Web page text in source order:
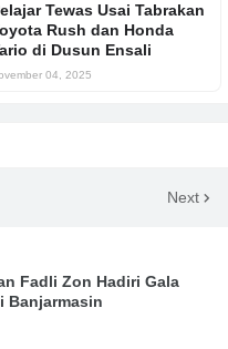
Tewas Usai Tabrakan
Rush dan Honda
di Dusun Ensali
04, 2025
Next
Fadli Zon Hadiri Gala
Banjarmasin